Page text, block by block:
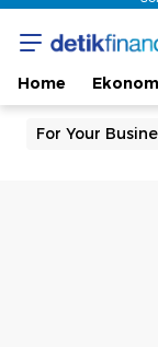
Home
For Your